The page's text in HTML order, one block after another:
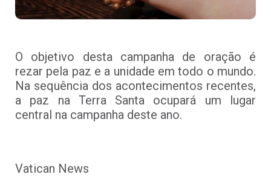
O objetivo desta campanha de oração é
rezar pela paz e a unidade em todo o mundo.
Na sequência dos acontecimentos recentes,
a paz na Terra Santa ocupará um lugar
central na campanha deste ano.
Vatican News